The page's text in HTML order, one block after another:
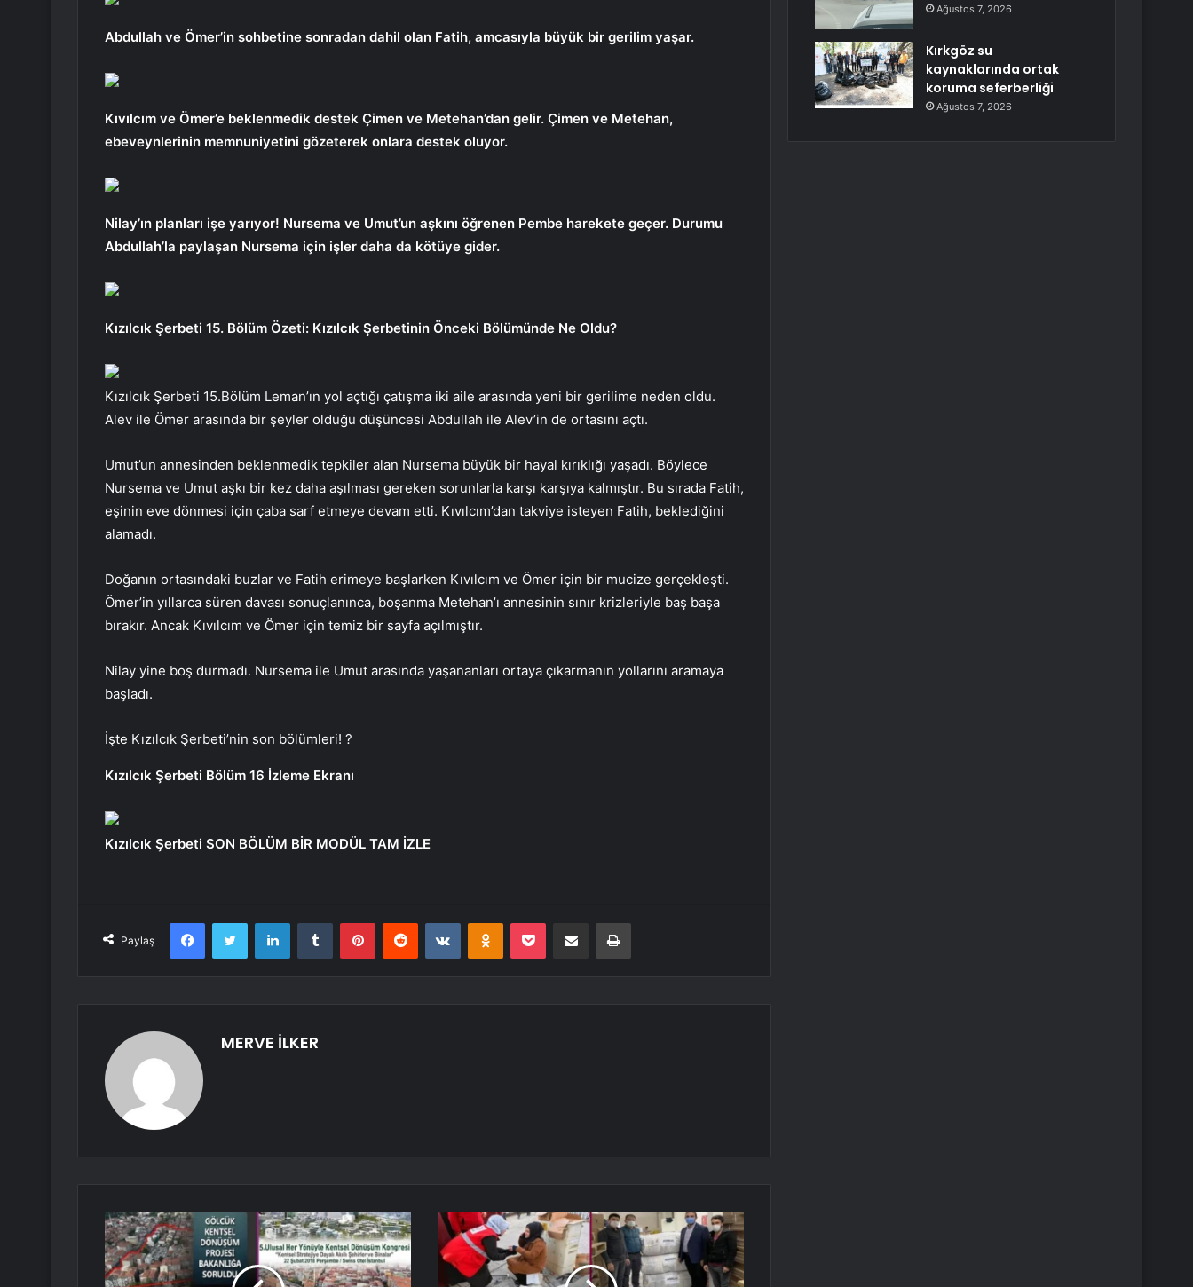
Abdullah ve Ömer’in sohbetine sonradan dahil olan Fatih, amcasıyla büyük bir gerilim yaşar.
Kıvılcım ve Ömer’e beklenmedik destek Çimen ve Metehan’dan gelir. Çimen ve Metehan,
ebeveynlerinin memnuniyetini gözeterek onlara destek oluyor.
Nilay’ın planları işe yarıyor! Nursema ve Umut’un aşkını öğrenen Pembe harekete geçer. Durumu
Abdullah’la paylaşan Nursema için işler daha da kötüye gider.
Kızılcık Şerbeti 15. Bölüm Özeti: Kızılcık Şerbetinin Önceki Bölümünde Ne Oldu?
Kızılcık Şerbeti 15.Bölüm Leman’ın yol açtığı çatışma iki aile arasında yeni bir gerilime neden oldu.
Alev ile Ömer arasında bir şeyler olduğu düşüncesi Abdullah ile Alev’in de ortasını açtı.
Umut’un annesinden beklenmedik tepkiler alan Nursema büyük bir hayal kırıklığı yaşadı. Böylece
Nursema ve Umut aşkı bir kez daha aşılması gereken sorunlarla karşı karşıya kalmıştır. Bu sırada Fatih,
eşinin eve dönmesi için çaba sarf etmeye devam etti. Kıvılcım’dan takviye isteyen Fatih, beklediğini
alamadı.
Doğanın ortasındaki buzlar ve Fatih erimeye başlarken Kıvılcım ve Ömer için bir mucize gerçekleşti.
Ömer’in yıllarca süren davası sonuçlanınca, boşanma Metehan’ı annesinin sınır krizleriyle baş başa
bırakır. Ancak Kıvılcım ve Ömer için temiz bir sayfa açılmıştır.
Nilay yine boş durmadı. Nursema ile Umut arasında yaşananları ortaya çıkarmanın yollarını aramaya
başladı.
İşte Kızılcık Şerbeti’nin son bölümleri! ?
Kızılcık Şerbeti Bölüm 16 İzleme Ekranı
Kızılcık Şerbeti SON BÖLÜM BİR MODÜL TAM İZLE
Paylaş
FacebookTwitter LinkedInTumblr PinterestReddit VKontakteOdnoklassniki
Pocket E-Posta ile paylaş Yazdır
MERVE İLKER
Ağustos 7, 2026
Kırkgöz su
kaynaklarında ortak
koruma seferberliği
Ağustos 7, 2026